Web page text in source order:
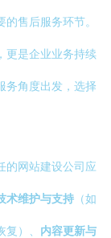
售后服务环节。
更是企业业务持续
务角度出发，选择
的网站建设公司应
术维护与支持 （如
）、 内容更新与